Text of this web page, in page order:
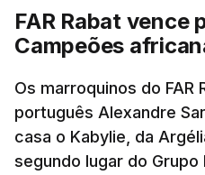
FAR Rabat vence
Campeões
Os marroquinos do FAR
português Alexandre
casa o Kabylie, da
segundo lugar do Grupo